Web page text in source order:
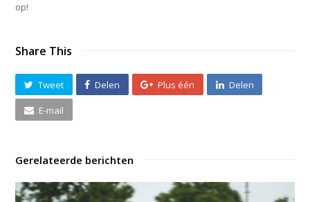
op!
Share This
Tweet Delen Plus één Delen
E-mail
Gerelateerde berichten